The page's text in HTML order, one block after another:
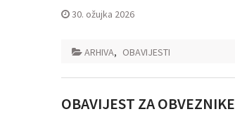
30. ožujka 2026
ARHIVA, OBAVIJESTI
OBAVIJEST ZA